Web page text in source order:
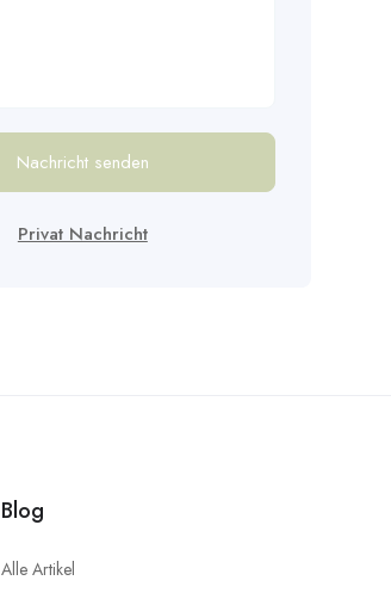
Nachricht senden
Privat Nachricht
Blog
Alle Artikel